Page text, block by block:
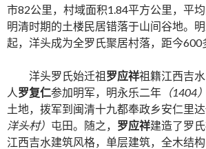
市82公里，村域面积1.84平方公里，平
明清时期的土楼民居错落于山间谷地。
起，洋头成为全罗氏聚居村落，距今600
洋头罗氏始迁祖罗应祥祖籍江西吉
人罗复仁参加明军，明永乐二年 （1404）
土地，拨军到闽清十九都奉政乡安仁里
洋头村） 屯田。随之， 罗应祥建造了罗
江西吉水建筑风格，单层建筑，全木结